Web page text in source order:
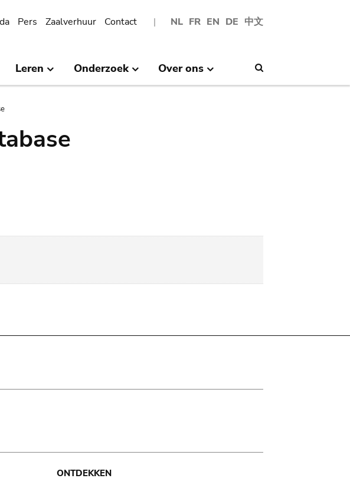
NL FR EN DE 中文
Pers Zaalverhuur Contact
Leren Onderzoek Over ons
ONTDEKKEN